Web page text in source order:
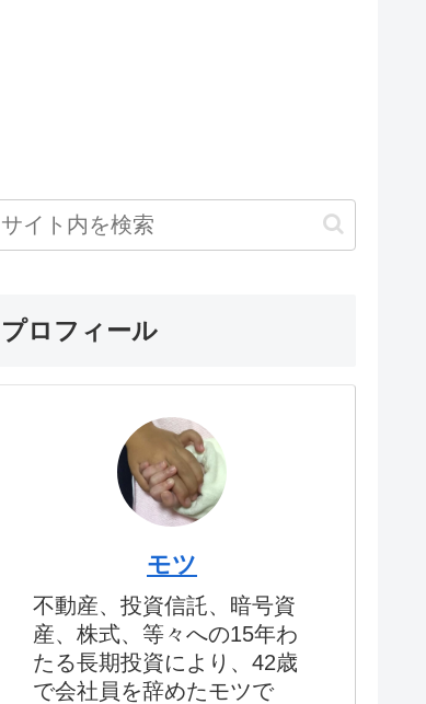
プロフィール
モツ
不動産、投資信託、暗号資
産、株式、等々への15年わ
たる長期投資により、42歳
で会社員を辞めたモツで